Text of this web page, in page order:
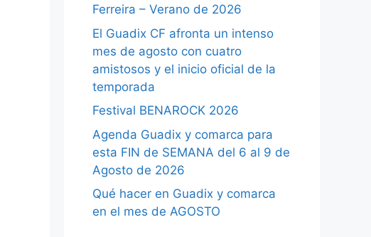
Ferreira – Verano de 2026
El Guadix CF afronta un intenso
mes de agosto con cuatro
amistosos y el inicio oficial de la
temporada
Festival BENAROCK 2026
Agenda Guadix y comarca para
esta FIN de SEMANA del 6 al 9 de
Agosto de 2026
Qué hacer en Guadix y comarca
en el mes de AGOSTO